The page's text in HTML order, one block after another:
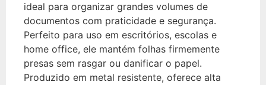
ideal para organizar grandes volumes de
documentos com praticidade e segurança.
Perfeito para uso em escritórios, escolas e
home office, ele mantém folhas firmemente
presas sem rasgar ou danificar o papel.
Produzido em metal resistente, oferece alta